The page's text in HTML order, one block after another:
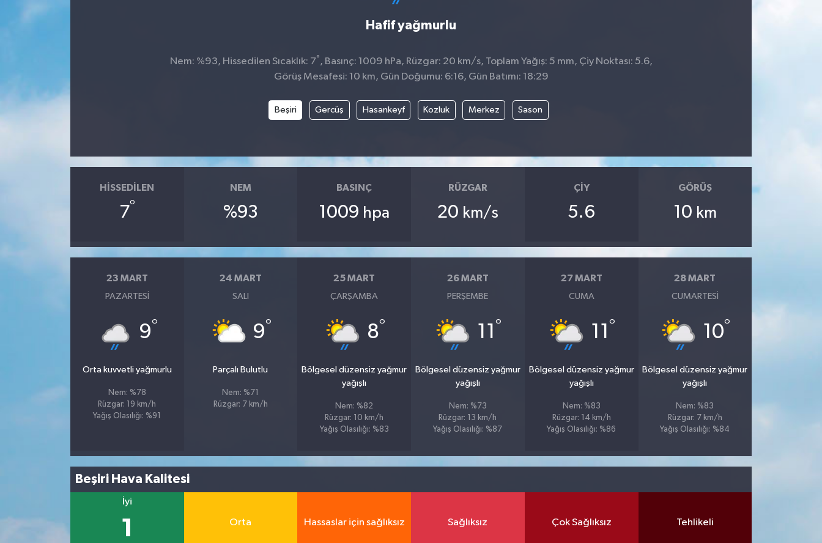
Hafif yağmurlu
Nem: %93, Hissedilen Sıcaklık: 7° , Basınç: 1009 hPa, Rüzgar: 20 km/s, Toplam Yağış: 5 mm, Çiy Noktası: 5.6,
Görüş Mesafesi: 10 km, Gün Doğumu: 6:16, Gün Batımı: 18:29
Beşiri Gercüş Hasankeyf Kozluk Merkez Sason
HISSEDILEN
7°
NEM
%93
BASINÇ
1009 hpa
RÜZGAR
20 km/s
ÇIY
5.6
GÖRÜŞ
10 km
23 MART
PAZARTESI
9°
Orta kuvvetli yağmurlu
Nem: %78
Rüzgar: 19 km/h
Yağış Olasılığı: %91
24 MART
SALI
9°
Parçalı Bulutlu
Nem: %71
Rüzgar: 7 km/h
25 MART
ÇARŞAMBA
8°
Bölgesel düzensiz yağmur
yağışlı
Nem: %82
Rüzgar: 10 km/h
Yağış Olasılığı: %83
26 MART
PERŞEMBE
11 °
Bölgesel düzensiz yağmur
yağışlı
Nem: %73
Rüzgar: 13 km/h
Yağış Olasılığı: %87
27 MART
CUMA
11 °
Bölgesel düzensiz yağmur
yağışlı
Nem: %83
Rüzgar: 14 km/h
Yağış Olasılığı: %86
28 MART
CUMARTESI
10°
Bölgesel düzensiz yağmur
yağışlı
Nem: %83
Rüzgar: 7 km/h
Yağış Olasılığı: %84
Beşiri Hava Kalitesi
İyi
1 Orta Hassaslar için sağlıksız Sağlıksız Çok Sağlıksız Tehlikeli